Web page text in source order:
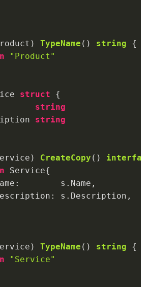
TypeName () string {
"Product"
struct {
string
string
CreateCopy ()
Service{
s.Name,
s.Description,
TypeName () string {
"Service"